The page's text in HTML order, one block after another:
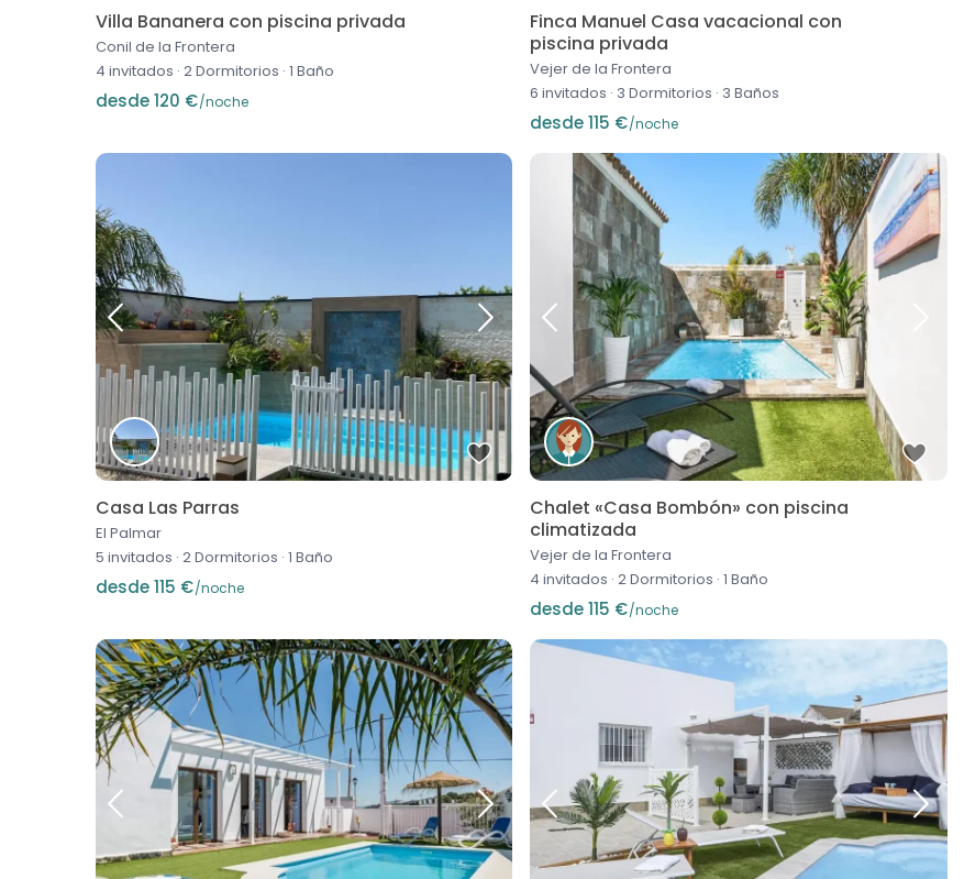
Villa Bananera con piscina privada
Conil de la Frontera
4 invitados · 2 Dormitorios · 1 Baño
desde 120 €/noche
Finca Manuel Casa vacacional con
piscina privada
Vejer de la Frontera
6 invitados · 3 Dormitorios · 3 Baños
desde 115 €/noche
Casa Las Parras
El Palmar
5 invitados · 2 Dormitorios · 1 Baño
desde 115 €/noche
Chalet «Casa Bombón» con piscina
climatizada
Vejer de la Frontera
4 invitados · 2 Dormitorios · 1 Baño
desde 115 €/noche